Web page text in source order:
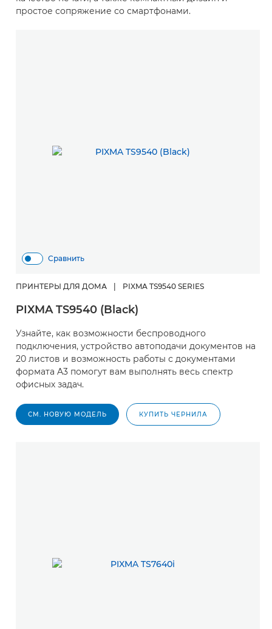
простое сопряжение со смартфонами.
Сравнить
ПРИНТЕРЫ ДЛЯ ДОМА PIXMA TS9540 SERIES
PIXMA TS9540 (Black)
Узнайте, как возможности беспроводного
подключения, устройство автоподачи документов на
20 листов и возможность работы с документами
формата A3 помогут вам выполнять весь спектр
офисных задач.
СМ. НОВУЮ МОДЕЛЬ КУПИТЬ ЧЕРНИЛА